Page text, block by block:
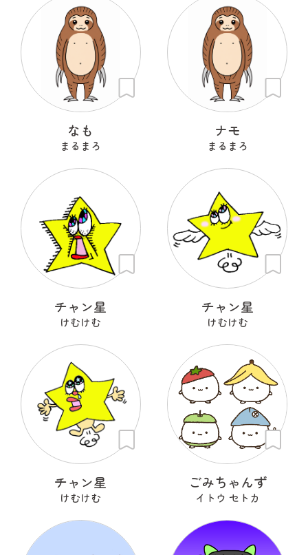
なも
まるまろ
ナモ
まるまろ
チャン星
けむけむ
チャン星
けむけむ
チャン星
けむけむ
ごみちゃんず
イトウ セトカ